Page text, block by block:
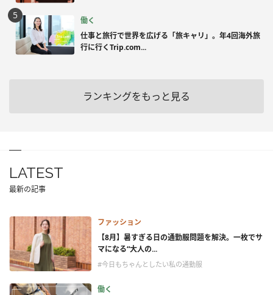
働く
仕事と旅行で世界を広げる「旅キャリ」。年4回海外旅
行に行くTrip.com...
ランキングをもっと見る
LATEST
最新の記事
ファッション
【8月】暑すぎる日の通勤服問題を解決。一枚でサ
マになる“大人の...
#今日もちゃんとしたい私の通勤服
働く